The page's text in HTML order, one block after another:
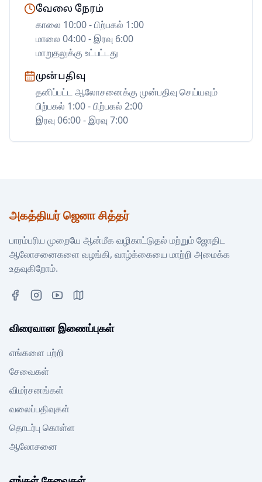
வேலை நேரம்
காலை 10:00 - பிற்பகல் 1:00
மாலை 04:00 - இரவு 6:00
மாறுதலுக்கு உட்பட்டது
முன்பதிவு
தனிப்பட்ட ஆலோசனைக்கு முன்பதிவு செய்யவும்
பிற்பகல் 1:00 - பிற்பகல் 2:00
இரவு 06:00 - இரவு 7:00
அகத்தியர் ஜெனா சித்தர்
பாரம்பரிய முறையே ஆன்மீக வழிகாட்டுதல் மற்றும் ஜோதிட
ஆலோசனைகளை வழங்கி, வாழ்க்கையை மாற்றி அமைக்க
உதவுகிறோம்.
விரைவான இணைப்புகள்
எங்களை பற்றி
சேவைகள்
விமர்சனங்கள்
வலைப்பதிவுகள்
தொடர்பு கொள்ள
ஆலோசனை